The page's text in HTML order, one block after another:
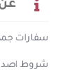
سفارات
شروط اصدار